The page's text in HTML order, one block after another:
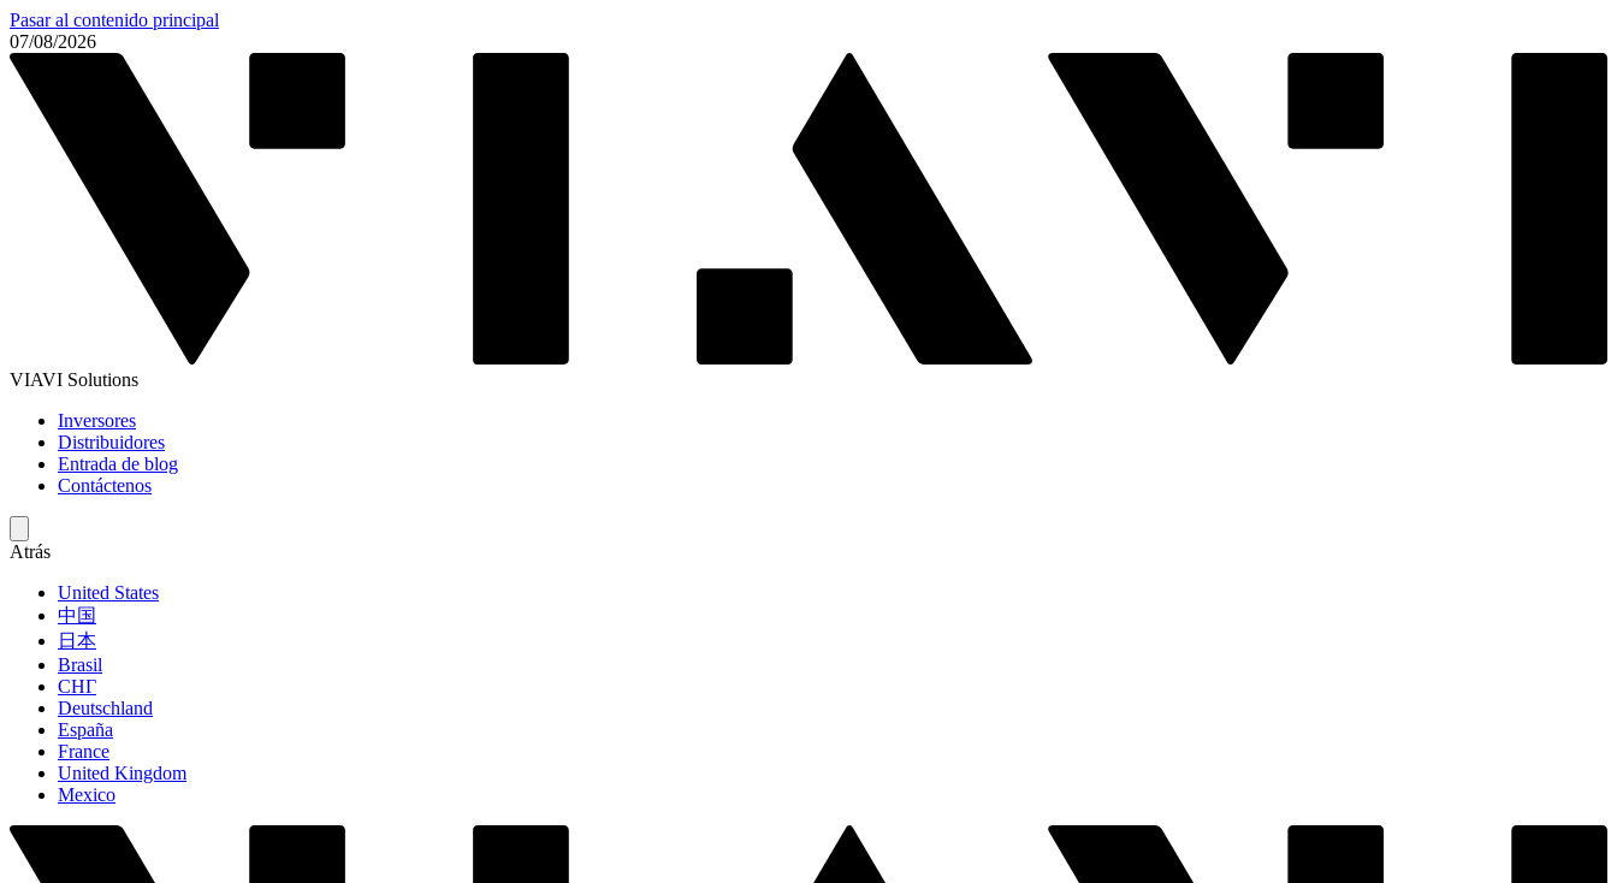
Pasar al contenido principal
07/08/2026
VIAVI Solutions
Inversores
Distribuidores
Entrada de blog
Contáctenos
Atrás
United States
中国
日本
Brasil
СНГ
Deutschland
España
France
United Kingdom
Mexico